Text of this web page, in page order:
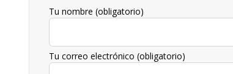
Tu nombre (obligatorio)
Tu correo electrónico (obligatorio)